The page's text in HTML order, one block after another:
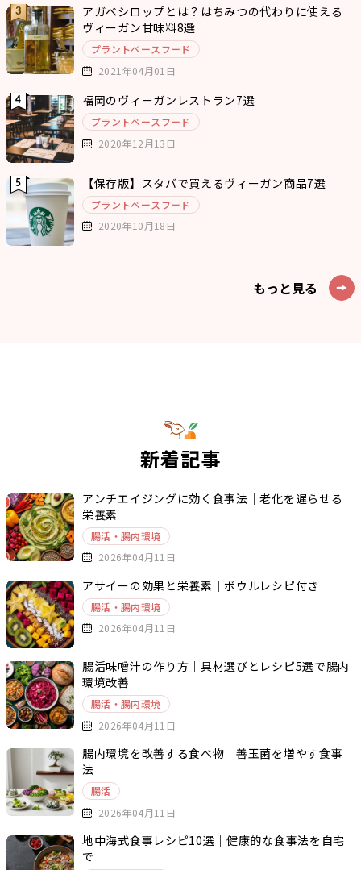
アガベシロップとは？はちみつの代わりに使える
ヴィーガン甘味料8選
プラントベースフード
2021年04月01日
福岡のヴィーガンレストラン7選
プラントベースフード
2020年12月13日
【保存版】スタバで買えるヴィーガン商品7選
プラントベースフード
2020年10月18日
もっと見る
新着記事
アンチエイジングに効く食事法｜老化を遅らせる
栄養素
腸活・腸内環境
2026年04月11日
アサイーの効果と栄養素｜ボウルレシピ付き
腸活・腸内環境
2026年04月11日
腸活味噌汁の作り方｜具材選びとレシピ5選で腸内
環境改善
腸活・腸内環境
2026年04月11日
腸内環境を改善する食べ物｜善玉菌を増やす食事
法
腸活
2026年04月11日
地中海式食事レシピ10選｜健康的な食事法を自宅
で